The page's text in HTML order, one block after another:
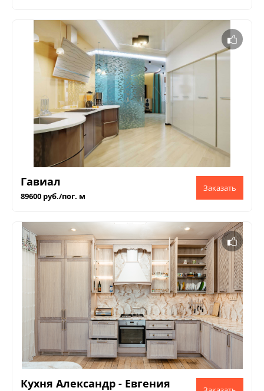
Гавиал
89600 руб./пог. м
Кухня Александр - Евгения